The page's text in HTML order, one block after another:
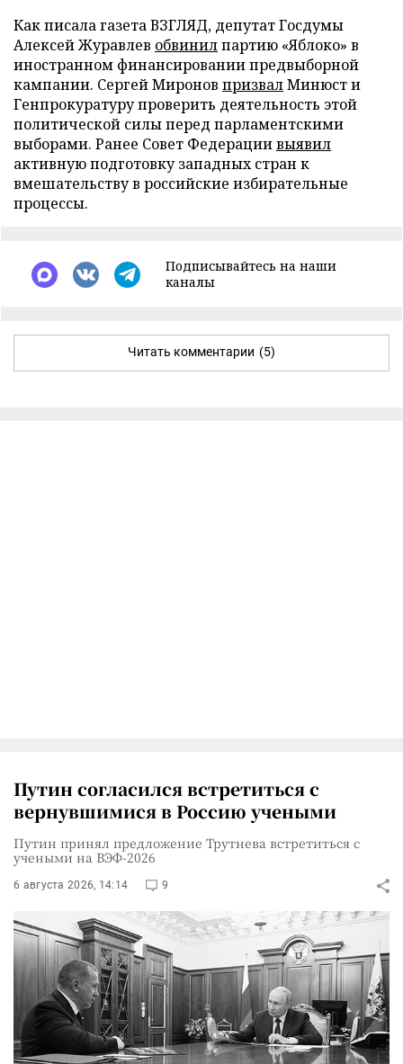
Как писала газета ВЗГЛЯД, депутат Госдумы
Алексей Журавлев обвинилпартию «Яблоко» в
иностранном финансировании предвыборной
кампании. Сергей Миронов призвалМинюст и
Генпрокуратуру проверить деятельность этой
политической силы перед парламентскими
выборами. Ранее Совет Федерациивыявил
активную подготовку западных стран к
вмешательству в российские избирательные
процессы.
Подписывайтесь на наши
каналы
Читать комментарии (5)
Путин согласился встретиться с
вернувшимися в Россию учеными
Путин принял предложение Трутнева встретиться с
учеными на ВЭФ-2026
6 августа 2026, 14:14 9